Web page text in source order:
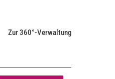
Zur 360°-Verwaltung